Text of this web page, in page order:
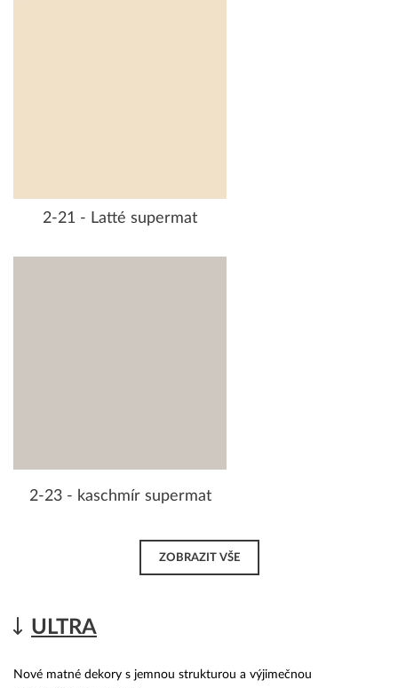
2-21 - Latté supermat
2-23 - kaschmír supermat
ZOBRAZIT VŠE
ULTRA
Nové matné dekory s jemnou strukturou a výjimečnou